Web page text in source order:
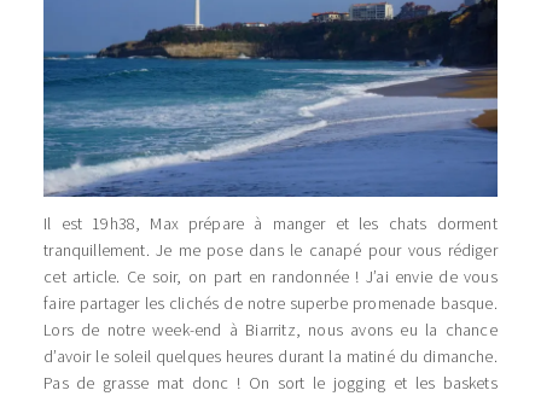
Il est 19h38, Max prépare à manger et les chats dorment
tranquillement. Je me pose dans le canapé pour vous rédiger
cet article. Ce soir, on part en randonnée ! J’ai envie de vous
faire partager les clichés de notre superbe promenade basque.
Lors de notre week-end à Biarritz, nous avons eu la chance
d’avoir le soleil quelques heures durant la matiné du dimanche.
Pas de grasse mat donc ! On sort le jogging et les baskets